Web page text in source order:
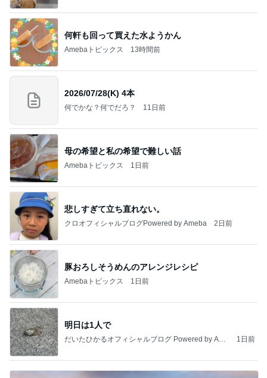
何軒も回って買えた水ようかん
Amebaトピックス 13時間前
2026/07/28(K) 4本
何でかな？何でだろ？ 11日前
母の希望と私の希望で難しい話
Amebaトピックス 1日前
悲しすぎて立ち直れない。
クロオフィシャルブログPowered by Ameba 2日前
豚おろしそうめんのアレンジレシピ
Amebaトピックス 1日前
明日は1人で
だいたひかるオフィシャルブログ Powered by Ame
1日前